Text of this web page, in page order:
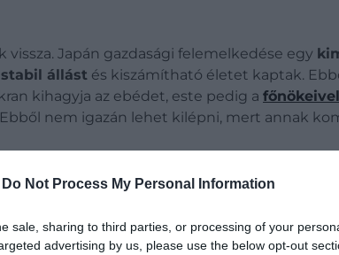
Do Not Process My Personal Information
sale, sharing to third parties, or processing of your
advertising by us, please use the below opt-out
Japán gazdasági felemelkedése egy
stabil állást és kiszámítható életet kaptak.
kihagyja az ebédet, este pedig a
nem igazán lehet kilépni, mert annak
kiaz IFLScience. Japán gazdasága gyorsan
a
. Az 1960-as évek
súlyosstresszhezkapcsolódó